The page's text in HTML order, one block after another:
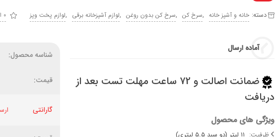
دسته: خانه و آشپز خانه ,سرخ کن ,سرخ کن بدون روغن ,لوازم آشپزخانه برقی ,لوازم پخت وپز 0 از 5
آماده ارسال
ضمانت اصالت و 72 ساعت مهلت تست بعد از
دریافت
ویژگی های محصول
ظرفیت:
شناسه محصول:
قیمت:
گارانتی